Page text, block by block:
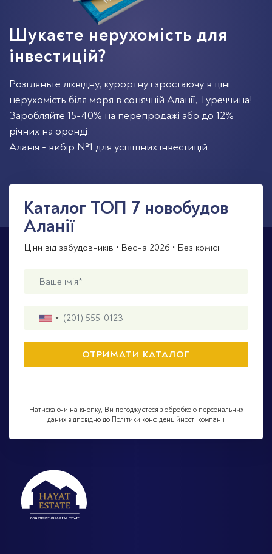
Шукаєте нерухомість для
інвестицій?
Розгляньте ліквідну, курортну і зростаючу в ціні
нерухомість біля моря в сонячній Аланії, Туреччина!
Заробляйте 15-40% на перепродажі або до 12%
річних на оренді.
Аланія - вибір №1 для успішних інвестицій.
Каталог TOП 7 новобудов
Аланії
Ціни від забудовників • Весна 2026 • Без комісії
Натискаючи на кнопку, Ви погоджуєтеся з обробкою персональних
даних відповідно до Політики конфіденційності компанії